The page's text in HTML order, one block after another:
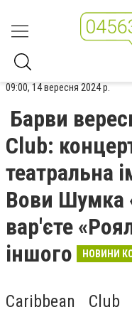
09:00, 14 вересня 2024 р.
Барви
Club:
театральна
Вови Шумка
вар'єте
іншого
НОВИНИ
Caribbean Club